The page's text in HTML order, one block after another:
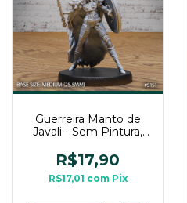
Guerreira Manto de
Javali - Sem Pintura,
Para RPG de Mesa
R$17,90
R$17,01 com Pix